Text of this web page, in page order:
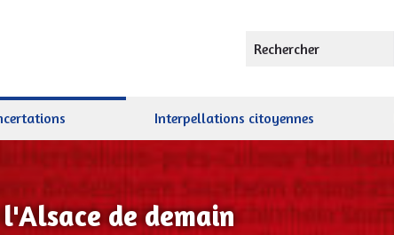
Rechercher
Interpellations citoyennes
de demain